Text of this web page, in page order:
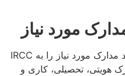
مورد نیاز
پس از ایجاد پروفایل، متقاضیان باید مدارک مورد نیاز را به IRCC
هویتی، تحصیلی، کاری و